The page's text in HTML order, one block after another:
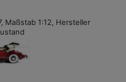
Maßstab 1:12, Hersteller